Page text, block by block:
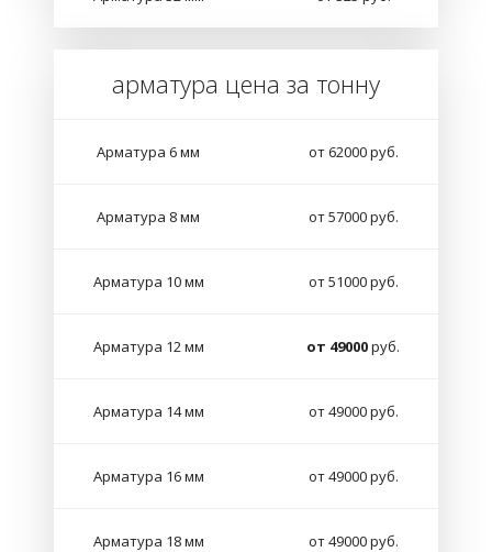
арматура цена за тонну
Арматура 6 мм от 62000 руб.
Арматура 8 мм от 57000 руб.
Арматура 10 мм от 51000 руб.
Арматура 12 мм от 49000руб.
Арматура 14 мм от 49000 руб.
Арматура 16 мм от 49000 руб.
Арматура 18 мм от 49000 руб.